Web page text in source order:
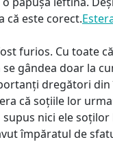
că este corect.
furios. Cu toate
gândea doar la
dregători
că soțiile lor
nici ele
împăratul de